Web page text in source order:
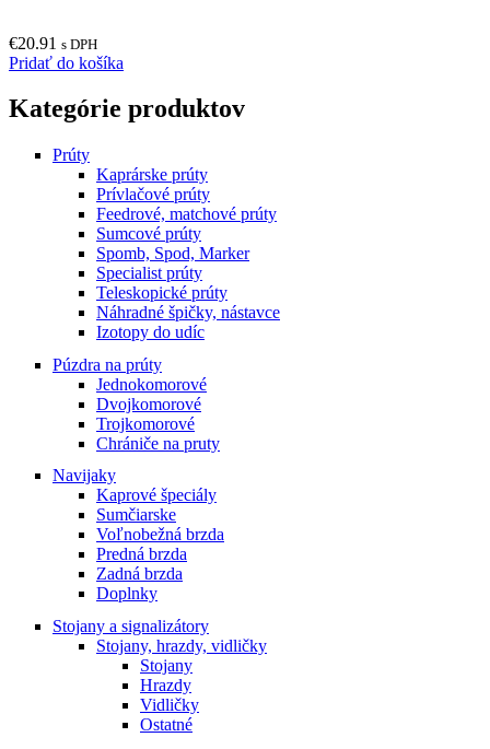
€20.91 s DPH
Pridať do košíka
Kategórie produktov
Prúty
Kaprárske prúty
Prívlačové prúty
Feedrové, matchové prúty
Sumcové prúty
Spomb, Spod, Marker
Specialist prúty
Teleskopické prúty
Náhradné špičky, nástavce
Izotopy do udíc
Púzdra na prúty
Jednokomorové
Dvojkomorové
Trojkomorové
Chrániče na pruty
Navijaky
Kaprové špeciály
Sumčiarske
Voľnobežná brzda
Predná brzda
Zadná brzda
Doplnky
Stojany a signalizátory
Stojany, hrazdy, vidličky
Stojany
Hrazdy
Vidličky
Ostatné